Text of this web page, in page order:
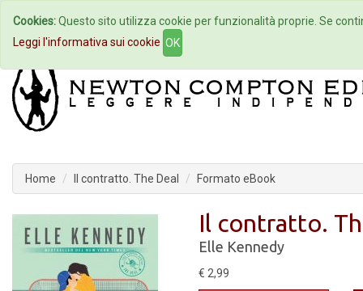
Home Autori Eventi
Home Il contratto. The Deal Formato eBook
Il contratto.
Elle Kennedy
€ 2,99
Cookies:Questo sito utilizza cookie per funzionalità proprie. Se
Leggi l'informativa sui cookie OK